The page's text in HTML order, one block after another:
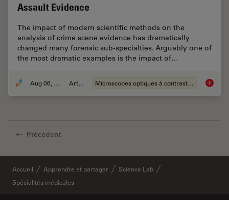
Assault Evidence
The impact of modern scientific methods on the
analysis of crime scene evidence has dramatically
changed many forensic sub-specialties. Arguably one of
the most dramatic examples is the impact of…
Aug 06, 2008 Article Microscopes optiques à contraste de phase
Précédent
Accueil Apprendre et partager
Science Lab
Spécialités médicales